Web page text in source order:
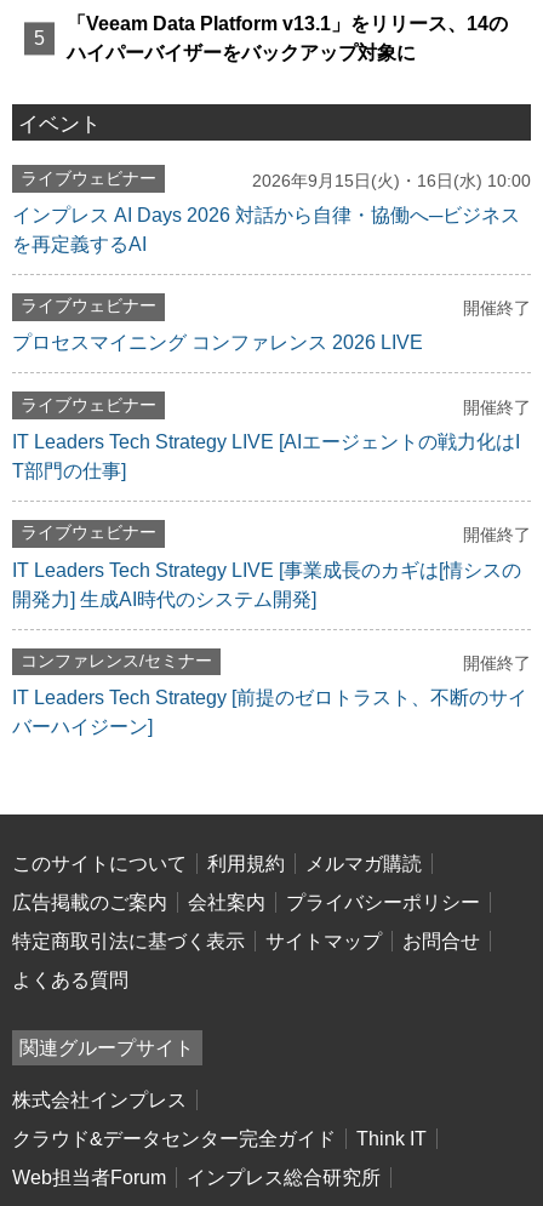
「Veeam Data Platform v13.1」をリリース、14の
ハイパーバイザーをバックアップ対象に
イベント
ライブウェビナー 2026年9月15日(火)・16日(水) 10:00
インプレス AI Days 2026 対話から自律・協働へ─ビジネス
を再定義するAI
ライブウェビナー 開催終了
プロセスマイニング コンファレンス 2026 LIVE
ライブウェビナー 開催終了
IT Leaders Tech Strategy LIVE [AIエージェントの戦力化はI
T部門の仕事]
ライブウェビナー 開催終了
IT Leaders Tech Strategy LIVE [事業成長のカギは[情シスの
開発力] 生成AI時代のシステム開発]
コンファレンス/セミナー 開催終了
IT Leaders Tech Strategy [前提のゼロトラスト、不断のサイ
バーハイジーン]
このサイトについて 利用規約
メルマガ購読
広告掲載のご案内
会社案内
プライバシーポリシー
特定商取引法に基づく表示
サイトマップ
お問合せ
よくある質問
関連グループサイト
株式会社インプレス
クラウド&データセンター完全ガイド
Think IT
Web担当者Forum
インプレス総合研究所